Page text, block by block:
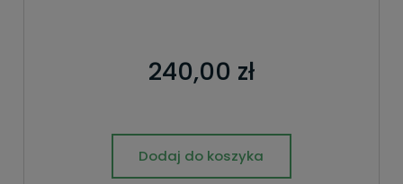
240,00 zł
Dodaj do koszyka